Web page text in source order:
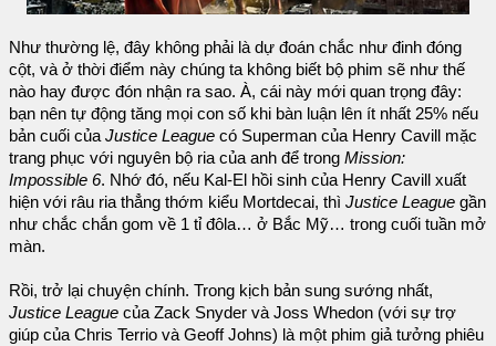
Như thường lệ, đây không phải là dự đoán chắc như đinh đóng
cột, và ở thời điểm này chúng ta không biết bộ phim sẽ như thế
nào hay được đón nhận ra sao. À, cái này mới quan trọng đây:
bạn nên tự động tăng mọi con số khi bàn luận lên ít nhất 25% nếu
bản cuối của Justice League có Superman của Henry Cavill mặc
trang phục với nguyên bộ ria của anh để trong Mission:
Impossible 6. Nhớ đó, nếu Kal-El hồi sinh của Henry Cavill xuất
hiện với râu ria thẳng thớm kiểu Mortdecai, thì Justice League gần
như chắc chắn gom về 1 tỉ đôla… ở Bắc Mỹ… trong cuối tuần mở
màn.
Rồi, trở lại chuyện chính. Trong kịch bản sung sướng nhất,
Justice League của Zack Snyder và Joss Whedon (với sự trợ
giúp của Chris Terrio và Geoff Johns) là một phim giả tưởng phiêu